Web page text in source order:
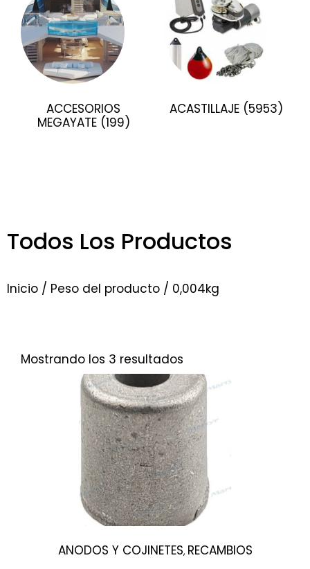
ACCESORIOS
MEGAYATE (199)
ACASTILLAJE (5953)
Todos Los Productos
Inicio / Peso del producto / 0,004kg
Mostrando los 3 resultados
ANODOS Y COJINETES, RECAMBIOS